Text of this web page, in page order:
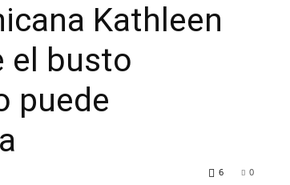
Kathleen
el busto
puede
0
6